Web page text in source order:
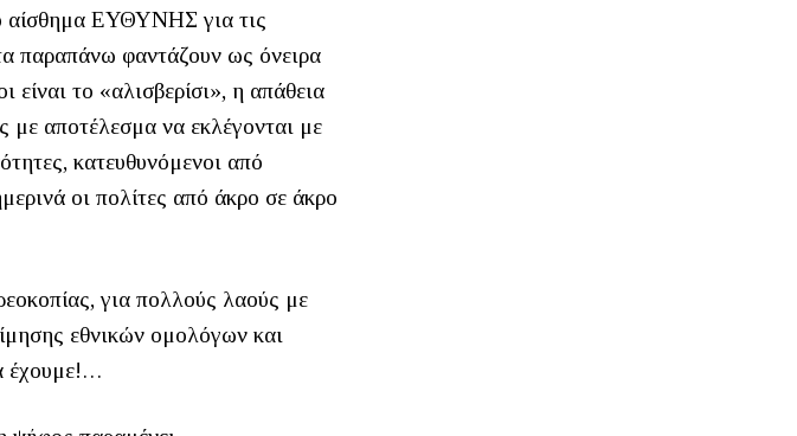
ΕΥΘΥΝΗΣ για τις
παραπάνω φαντάζουν ως όνειρα
είναι το «αλισβερίσι», η απάθεια
με αποτέλεσμα να εκλέγονται με
κατευθυνόμενοι από
οι πολίτες από άκρο σε άκρο
για πολλούς λαούς με
εθνικών ομολόγων και
έχουμε!…